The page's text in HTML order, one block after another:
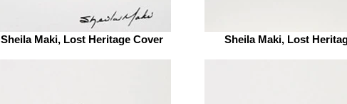
Sheila Maki, Lost Heritage Cover Sheila Maki, Lost